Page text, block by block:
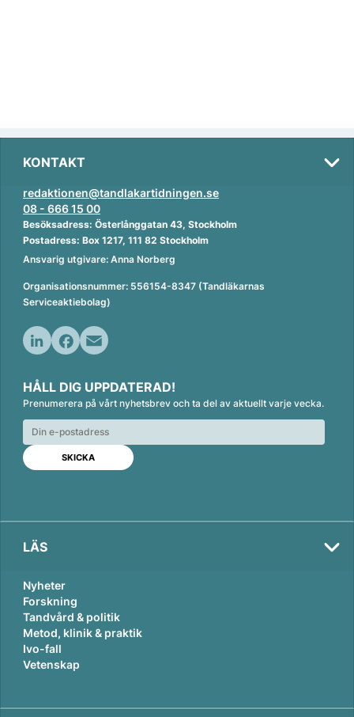
KONTAKT
redaktionen@tandlakartidningen.se
08 - 666 15 00
Besöksadress: Österlånggatan 43, Stockholm
Postadress: Box 1217, 111 82 Stockholm
Ansvarig utgivare: Anna Norberg
Organisationsnummer: 556154-8347 (Tandläkarnas
Serviceaktiebolag)
n
k
e
d
n
c
e
b
o
o
k
a
i
l
HÅLL DIG UPPDATERAD!
Prenumerera på vårt nyhetsbrev och ta del av aktuellt varje vecka.
LÄS
Nyheter
Forskning
Tandvård & politik
Metod, klinik & praktik
Ivo-fall
Vetenskap